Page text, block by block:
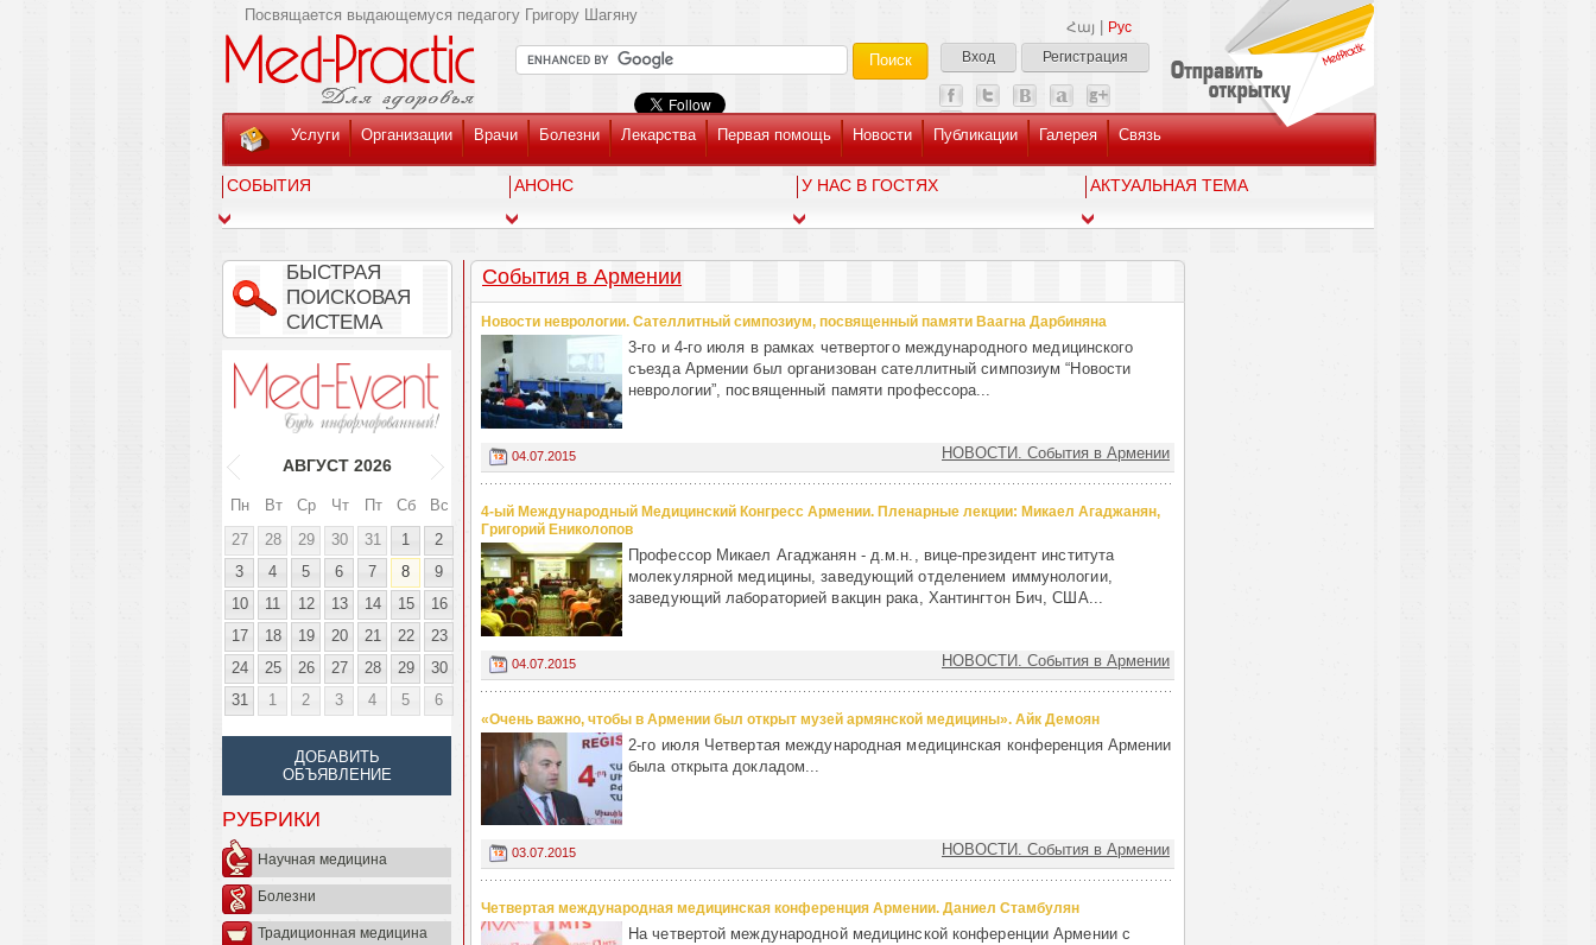
Հայ
Рус
Вход
Регистрация
Посвящается выдающемуся педагогу Григору Шагяну
Услуги Организации Врачи Болезни Лекарства Первая помощь Новости Публикации Галерея Связь
СОБЫТИЯ АНОНС У НАС В ГОСТЯХ AКТУАЛЬНАЯ ТЕМА
БЫСТРАЯ
ПОИСКОВАЯ
СИСТЕМА
АВГУСТ 2026
Пн Вт Ср Чт Пт Сб
Вс
27
28 29 30 31 1
2
3
4 5 6 7 8
9
10
11 12 13 14 15
16
17
18 19 20 21 22
23
24
25 26 27 28 29
30
31
1 2 3 4 5 6
ДОБАВИТЬ
ОБЪЯВЛЕНИЕ
РУБРИКИ
Научная медицина
Болезни
Традиционная медицина
События в Армении
Новости неврологии. Сателлитный симпозиум, посвященный памяти Ваагна Дарбиняна
3-го и 4-го июля в рамках четвертого международного медицинского
съезда Армении был организован сателлитный симпозиум “Новости
неврологии”, посвященный памяти профессора...
04.07.2015 НОВОСТИ. События в Армении
4-ый Международный Медицинский Конгресс Армении. Пленарные лекции: Микаел Агаджанян,
Григорий Ениколопов
Профессор Микаел Агаджанян - д.м.н., вице-президент института
молекулярной медицины, заведующий отделением иммунологии,
заведующий лабораторией вакцин рака, Хантингтон Бич, США...
04.07.2015 НОВОСТИ. События в Армении
«Очень важно, чтобы в Армении был открыт музей армянской медицины». Айк Демоян
2-го июля Четвертая международная медицинская конференция Армении
была открыта докладом...
03.07.2015 НОВОСТИ. События в Армении
Четвертая международная медицинская конференция Армении. Даниел Стамбулян
На четвертой международной медицинской конференции Армении с